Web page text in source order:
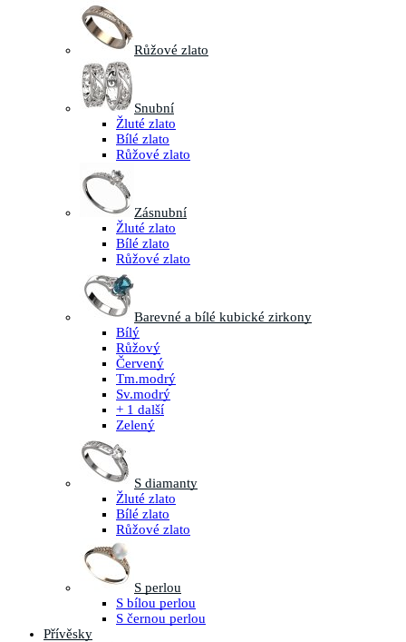
Růžové zlato
Snubní
Žluté zlato
Bílé zlato
Růžové zlato
Zásnubní
Žluté zlato
Bílé zlato
Růžové zlato
Barevné a bílé kubické zirkony
Bílý
Růžový
Červený
Tm.modrý
Sv.modrý
+ 1 další
Zelený
S diamanty
Žluté zlato
Bílé zlato
Růžové zlato
S perlou
S bílou perlou
S černou perlou
Přívěsky